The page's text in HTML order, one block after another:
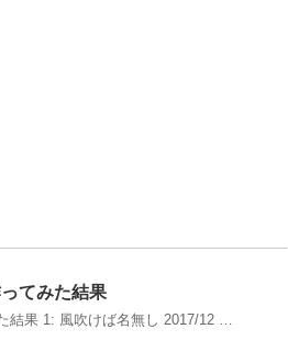
てみた結果
結果 1: 風吹けば名無し 2017/12 …